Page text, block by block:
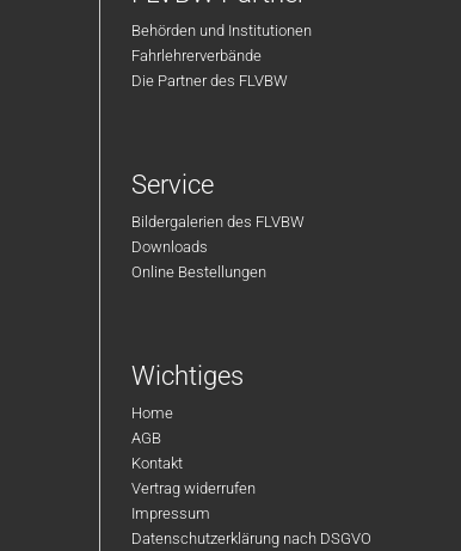
Behörden und Institutionen
Fahrlehrerverbände
Die Partner des FLVBW
Service
Bildergalerien des FLVBW
Downloads
Online Bestellungen
Wichtiges
Home
AGB
Kontakt
Vertrag widerrufen
Impressum
Datenschutzerklärung nach DSGVO